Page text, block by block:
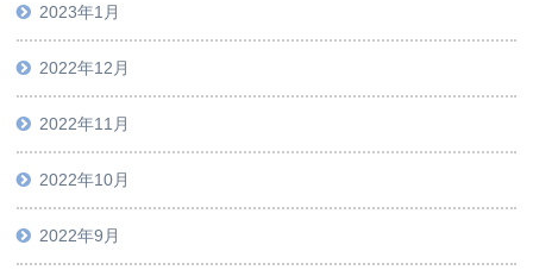
2023年1月
2022年12月
2022年11月
2022年10月
2022年9月